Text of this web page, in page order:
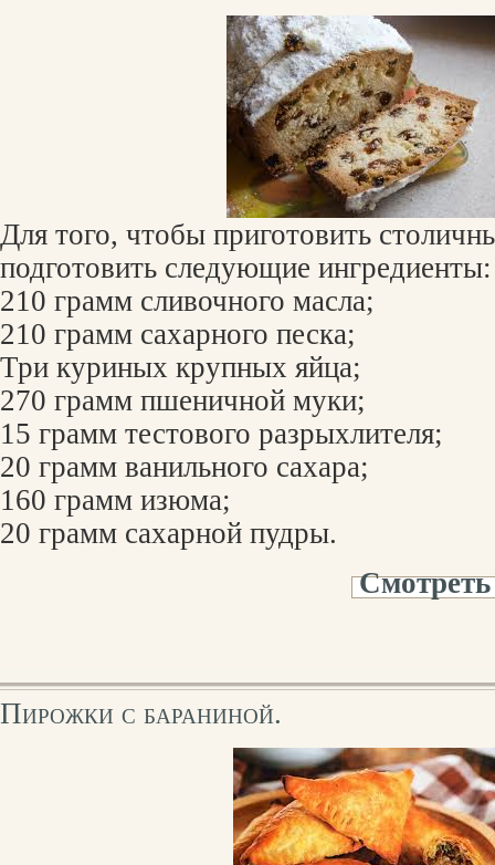
Для того, чтобы приготовить
подготовить следующие ингредиенты:
210 грамм сливочного масла;
210 грамм сахарного песка;
Три куриных крупных яйца;
270 грамм пшеничной муки;
15 грамм тестового разрыхлителя;
20 грамм ванильного сахара;
160 грамм изюма;
20 грамм сахарной пудры.
Пирожки с бараниной.